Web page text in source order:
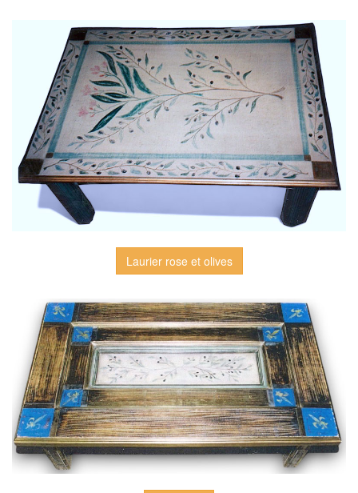
Laurier rose et olives